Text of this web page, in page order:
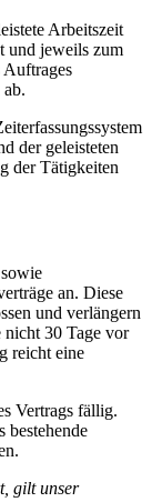
Arbeitszeit
und jeweils zum
Auftrages
der geleisteten
der Tätigkeiten
an. Diese
und verlängern
nicht 30 Tage vor
reicht eine
Vertrags fällig.
bestehende
gilt unser